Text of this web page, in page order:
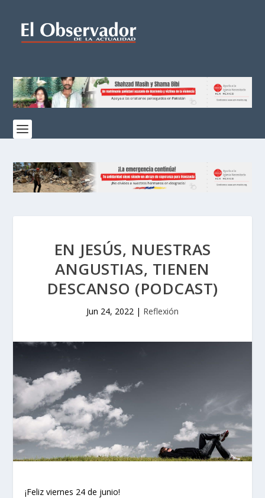
EN JESÚS, NUESTRAS
ANGUSTIAS, TIENEN
DESCANSO (PODCAST)
Jun 24, 2022 | Reflexión
¡Feliz viernes 24 de junio!